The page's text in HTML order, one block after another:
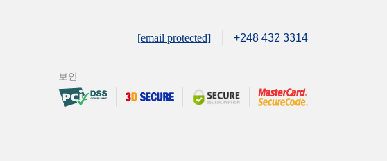
[email protected] +248 432 3314
보안